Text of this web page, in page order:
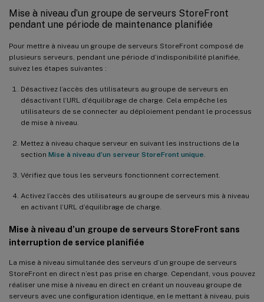
Mise à niveau d’un groupe de serveurs StoreFront
pendant une période de maintenance planifiée
Pour mettre à niveau un groupe de serveurs StoreFront composé de
plusieurs serveurs, pendant une période d’indisponibilité planifiée,
suivez les étapes suivantes :
Désactivez l’accès des utilisateurs au groupe de serveurs en
désactivant l’URL d’équilibrage de charge. Cela empêche les
utilisateurs de se connecter au déploiement pendant le processus
de mise à niveau.
Mettez à niveau chaque serveur en suivant les instructions de la
section Mise à niveau d’un serveur StoreFront unique
Vérifiez que tous les serveurs fonctionnent correctement.
Activez l’accès des utilisateurs au groupe de serveurs mis à niveau
en activant l’URL d’équilibrage de charge.
Mise à niveau d’un groupe de serveurs StoreFront sans
interruption de service planifiée
La mise à niveau simultanée des serveurs d’un groupe de serveurs
StoreFront en direct n’est pas prise en charge. Cependant, vous pouvez
réaliser une mise à niveau en direct en créant un nouveau groupe de
serveurs avec une configuration identique, en le mettant à niveau, puis